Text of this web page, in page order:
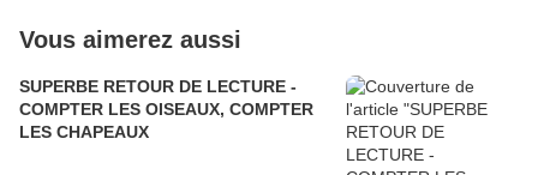
Vous aimerez aussi
SUPERBE RETOUR DE LECTURE -
COMPTER LES OISEAUX, COMPTER
LES CHAPEAUX